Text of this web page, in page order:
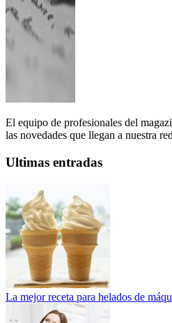
El equipo de profesionales del
las novedades que llegan a nuestra
Ultimas entradas
La mejor receta para helados de